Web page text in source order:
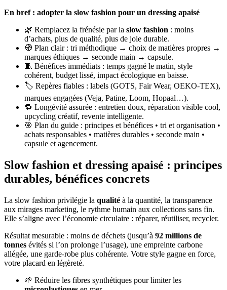
En bref : adopter la slow fashion pour un dressing apaisé
🌿 Remplacez la frénésie par la slow fashion : moins
d’achats, plus de qualité, plus de joie durable.
🧭 Plan clair : tri méthodique → choix de matières propres →
marques éthiques → seconde main → capsule.
🧵 Bénéfices immédiats : temps gagné le matin, style
cohérent, budget lissé, impact écologique en baisse.
🏷️ Repères fiables : labels (GOTS, Fair Wear, OEKO-TEX),
marques engagées (Veja, Patine, Loom, Hopaal…).
🔁 Longévité assurée : entretien doux, réparation visible cool,
upcycling créatif, revente intelligente.
🎯 Plan du guide : principes et bénéfices • tri et organisation •
achats responsables • matières durables • seconde main •
capsule et agencement.
Slow fashion et dressing apaisé : principes
durables, bénéfices concrets
La slow fashion privilégie la qualité à la quantité, la transparence
aux mirages marketing, le rythme humain aux collections sans fin.
Elle s’aligne avec l’économie circulaire : réparer, réutiliser, recycler.
Résultat mesurable : moins de déchets (jusqu’à 92 millions de
tonnes évités si l’on prolonge l’usage), une empreinte carbone
allégée, une garde-robe plus cohérente. Votre style gagne en force,
votre placard en légèreté.
🌱 Réduire les fibres synthétiques pour limiter les